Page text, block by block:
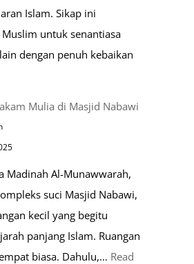
Islam. Sikap ini
untuk senantiasa
dengan penuh kebaikan
Mulia di Masjid Nabawi
Madinah Al-Munawwarah,
suci Masjid Nabawi,
kecil yang begitu
panjang Islam. Ruangan
biasa. Dahulu,… Read